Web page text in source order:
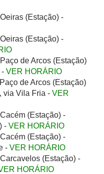
(Estação) -
(Estação) -
de Arcos (Estação)
- VER HORÁRIO
de Arcos (Estação)
via Vila Fria - VER
(Estação) -
- VER HORÁRIO
(Estação) -
- VER HORÁRIO
(Estação) -
HORÁRIO